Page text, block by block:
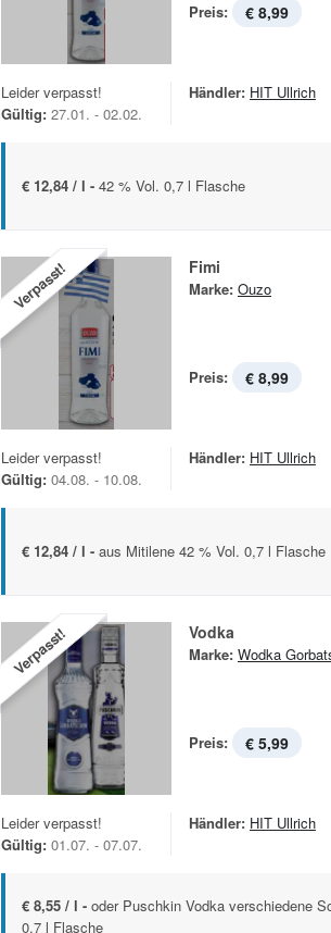
Preis: € 8,99
Leider verpasst!
Gültig: 27.01. - 02.02.
Händler: HIT Ullrich
€ 12,84 / l - 42 % Vol. 0,7 l Flasche
Verpasst! Fimi
Marke: Ouzo
Preis: € 8,99
Leider verpasst!
Gültig: 04.08. - 10.08.
Händler: HIT Ullrich
€ 12,84 / l - aus Mitilene 42 % Vol. 0,7 l Flasche
Verpasst! Vodka
Marke: Wodka
Preis: € 5,99
Leider verpasst!
Gültig: 01.07. - 07.07.
Händler: HIT Ullrich
€ 8,55 / l - oder Puschkin Vodka verschiedene
0,7 l Flasche